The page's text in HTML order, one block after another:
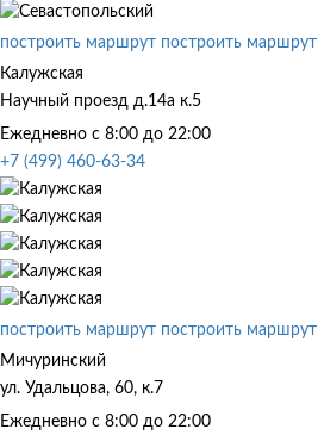
построить маршрут построить маршрут
Калужская
Научный проезд д.14а к.5
Ежедневно с 8:00 до 22:00
+7 (499) 460-63-34
построить маршрут построить маршрут
Мичуринский
ул. Удальцова, 60, к.7
Ежедневно с 8:00 до 22:00